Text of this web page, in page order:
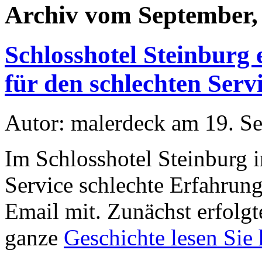
Archiv vom September,
Schlosshotel
für den schlechten
Autor: malerdeck am 19.
Im Schlosshotel Steinburg
Service schlechte
Email mit. Zunächst
ganze Geschichte lesen Sie